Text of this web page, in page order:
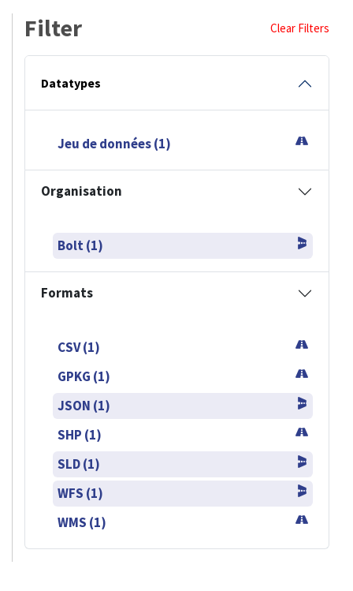
Filter Clear Filters
Datatypes
Jeu de données (1)
Organisation
Bolt (1)
Formats
CSV (1)
GPKG (1)
JSON (1)
SHP (1)
SLD (1)
WFS (1)
WMS (1)